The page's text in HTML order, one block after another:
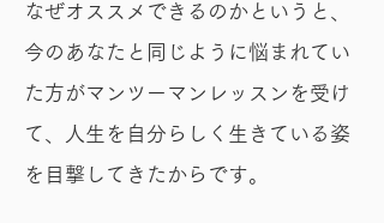
なぜオススメできるのかというと、
今のあなたと同じように悩まれてい
た方がマンツーマンレッスンを受け
て、人生を自分らしく生きている姿
を目撃してきたからです。